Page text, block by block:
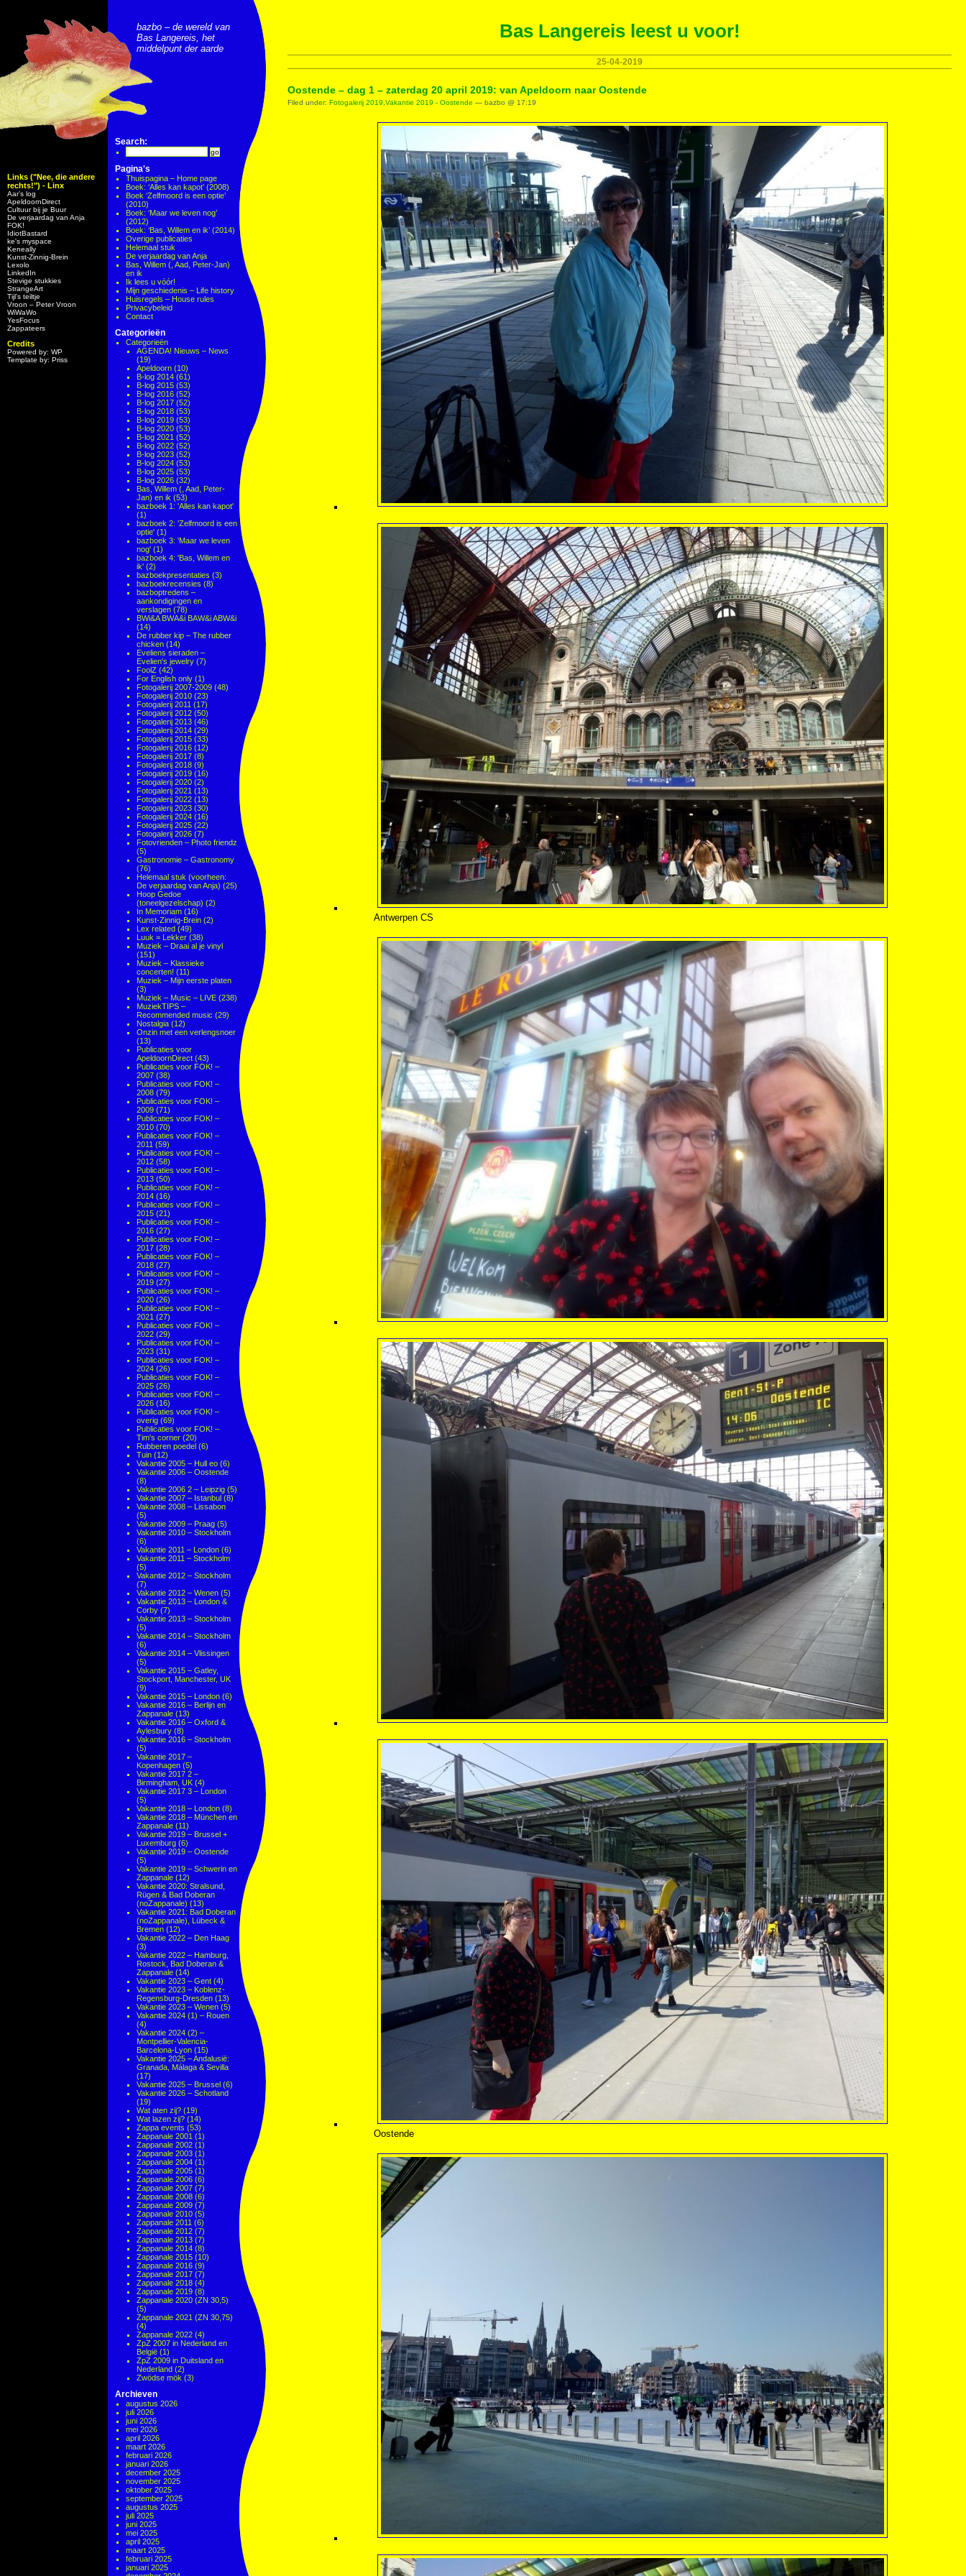
Links ("Nee, die andere
rechts!") - Linx
Aar’s log
ApeldoornDirect
Cultuur bij je Buur
De verjaardag van Anja
FOK!
IdiotBastard
ke's myspace
Keneally
Kunst-Zinnig-Brein
Lexolo
LinkedIn
Stevige stukkies
StrangeArt
Tijl’s teiltje
Vroon – Peter Vroon
WiWaWo
YesFocus
Zappateers
Credits
Powered by: WP
Template by: Priss
bazbo – de wereld van
Bas Langereis, het
middelpunt der aarde
Search:
Pagina's
Thuispagina – Home page
Boek: ‘Alles kan kapot’ (2008)
Boek ‘Zelfmoord is een optie’
(2010)
Boek: ‘Maar we leven nog’
(2012)
Boek: ‘Bas, Willem en ik’ (2014)
Overige publicaties
Helemaal stuk
De verjaardag van Anja
Bas, Willem (, Aad, Peter-Jan)
en ik
Ik lees u vóór!
Mijn geschiedenis – Life history
Huisregels – House rules
Privacybeleid
Contact
Categorieën
Categorieën
AGENDA! Nieuws – News
(19)
Apeldoorn (10)
B-log 2014 (61)
B-log 2015 (53)
B-log 2016 (52)
B-log 2017 (52)
B-log 2018 (53)
B-log 2019 (53)
B-log 2020 (53)
B-log 2021 (52)
B-log 2022 (52)
B-log 2023 (52)
B-log 2024 (53)
B-log 2025 (53)
B-log 2026 (32)
Bas, Willem (, Aad, Peter-
Jan) en ik (53)
bazboek 1: 'Alles kan kapot'
(1)
bazboek 2: 'Zelfmoord is een
optie' (1)
bazboek 3: 'Maar we leven
nog' (1)
bazboek 4: 'Bas, Willem en
ik' (2)
bazboekpresentaties (3)
bazboekrecensies (8)
bazboptredens –
aankondigingen en
verslagen (78)
BWi&A BWA&i BAW&i ABW&i
(14)
De rubber kip – The rubber
chicken (14)
Eveliens sieraden –
Evelien's jewelry (7)
FoolZ (42)
For English only (1)
Fotogalerij 2007-2009 (48)
Fotogalerij 2010 (23)
Fotogalerij 2011 (17)
Fotogalerij 2012 (50)
Fotogalerij 2013 (46)
Fotogalerij 2014 (29)
Fotogalerij 2015 (33)
Fotogalerij 2016 (12)
Fotogalerij 2017 (8)
Fotogalerij 2018 (9)
Fotogalerij 2019 (16)
Fotogalerij 2020 (2)
Fotogalerij 2021 (13)
Fotogalerij 2022 (13)
Fotogalerij 2023 (30)
Fotogalerij 2024 (16)
Fotogalerij 2025 (22)
Fotogalerij 2026 (7)
Fotovrienden – Photo friendz
(5)
Gastronomie – Gastronomy
(76)
Helemaal stuk (voorheen:
De verjaardag van Anja) (25)
Hoop Gedoe
(toneelgezelschap) (2)
In Memoriam (16)
Kunst-Zinnig-Brein (2)
Lex related (49)
Luuk = Lekker (38)
Muziek – Draai al je vinyl
(151)
Muziek – Klassieke
concerten! (11)
Muziek – Mijn eerste platen
(3)
Muziek – Music – LIVE (238)
MuziekTIPS –
Recommended music (29)
Nostalgia (12)
Onzin met een verlengsnoer
(13)
Publicaties voor
ApeldoornDirect (43)
Publicaties voor FOK! –
2007 (38)
Publicaties voor FOK! –
2008 (79)
Publicaties voor FOK! –
2009 (71)
Publicaties voor FOK! –
2010 (70)
Publicaties voor FOK! –
2011 (59)
Publicaties voor FOK! –
2012 (58)
Publicaties voor FOK! –
2013 (50)
Publicaties voor FOK! –
2014 (16)
Publicaties voor FOK! –
2015 (21)
Publicaties voor FOK! –
2016 (27)
Publicaties voor FOK! –
2017 (28)
Publicaties voor FOK! –
2018 (27)
Publicaties voor FOK! –
2019 (27)
Publicaties voor FOK! –
2020 (26)
Publicaties voor FOK! –
2021 (27)
Publicaties voor FOK! –
2022 (29)
Publicaties voor FOK! –
2023 (31)
Publicaties voor FOK! –
2024 (26)
Publicaties voor FOK! –
2025 (26)
Publicaties voor FOK! –
2026 (16)
Publicaties voor FOK! –
overig (69)
Publicaties voor FOK! –
Tim's corner (20)
Rubberen poedel (6)
Tuin (12)
Vakantie 2005 – Hull eo (6)
Vakantie 2006 – Oostende
(8)
Vakantie 2006 2 – Leipzig (5)
Vakantie 2007 – Istanbul (8)
Vakantie 2008 – Lissabon
(5)
Vakantie 2009 – Praag (5)
Vakantie 2010 – Stockholm
(6)
Vakantie 2011 – London (6)
Vakantie 2011 – Stockholm
(5)
Vakantie 2012 – Stockholm
(7)
Vakantie 2012 – Wenen (5)
Vakantie 2013 – London &
Corby (7)
Vakantie 2013 – Stockholm
(5)
Vakantie 2014 – Stockholm
(6)
Vakantie 2014 – Vlissingen
(5)
Vakantie 2015 – Gatley,
Stockport, Manchester, UK
(9)
Vakantie 2015 – London (6)
Vakantie 2016 – Berlijn en
Zappanale (13)
Vakantie 2016 – Oxford &
Aylesbury (8)
Vakantie 2016 – Stockholm
(5)
Vakantie 2017 –
Kopenhagen (5)
Vakantie 2017 2 –
Birmingham, UK (4)
Vakantie 2017 3 – London
(5)
Vakantie 2018 – London (8)
Vakantie 2018 – München en
Zappanale (11)
Vakantie 2019 – Brussel +
Luxemburg (6)
Vakantie 2019 – Oostende
(5)
Vakantie 2019 – Schwerin en
Zappanale (12)
Vakantie 2020: Stralsund,
Rügen & Bad Doberan
(noZappanale) (13)
Vakantie 2021: Bad Doberan
(noZappanale), Lübeck &
Bremen (12)
Vakantie 2022 – Den Haag
(3)
Vakantie 2022 – Hamburg,
Rostock, Bad Doberan &
Zappanale (14)
Vakantie 2023 – Gent (4)
Vakantie 2023 – Koblenz-
Regensburg-Dresden (13)
Vakantie 2023 – Wenen (5)
Vakantie 2024 (1) – Rouen
(4)
Vakantie 2024 (2) –
Montpellier-Valencia-
Barcelona-Lyon (15)
Vakantie 2025 – Andalusië:
Granada, Málaga & Sevilla
(17)
Vakantie 2025 – Brussel (6)
Vakantie 2026 – Schotland
(19)
Wat aten zij? (19)
Wat lazen zij? (14)
Zappa events (53)
Zappanale 2001 (1)
Zappanale 2002 (1)
Zappanale 2003 (1)
Zappanale 2004 (1)
Zappanale 2005 (1)
Zappanale 2006 (6)
Zappanale 2007 (7)
Zappanale 2008 (6)
Zappanale 2009 (7)
Zappanale 2010 (5)
Zappanale 2011 (6)
Zappanale 2012 (7)
Zappanale 2013 (7)
Zappanale 2014 (8)
Zappanale 2015 (10)
Zappanale 2016 (9)
Zappanale 2017 (7)
Zappanale 2018 (4)
Zappanale 2019 (8)
Zappanale 2020 (ZN 30,5)
(5)
Zappanale 2021 (ZN 30,75)
(4)
Zappanale 2022 (4)
ZpZ 2007 in Nederland en
België (1)
ZpZ 2009 in Duitsland en
Nederland (2)
Zwödse mök (3)
Archieven
augustus 2026
juli 2026
juni 2026
mei 2026
april 2026
maart 2026
februari 2026
januari 2026
december 2025
november 2025
oktober 2025
september 2025
augustus 2025
juli 2025
juni 2025
mei 2025
april 2025
maart 2025
februari 2025
januari 2025
Bas Langereis leest u voor!
25-04-2019
Oostende – dag 1 – zaterdag 20 april 2019: van Apeldoorn naar Oostende
Filed under: Fotogalerij 2019 Vakantie 2019 - Oostende — bazbo @ 17:19
Antwerpen CS
Oostende